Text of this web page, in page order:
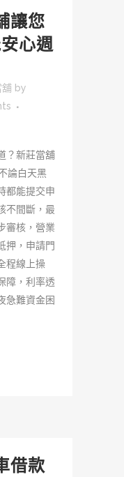
讓您
心週
by
？新莊當舖
論白天黑
都能提交申
不間斷，最
審核，營業
押，申請門
程線上操
障，利率透
急難資金困
借款